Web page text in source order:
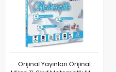
Orijinal Yayınları Orijinal